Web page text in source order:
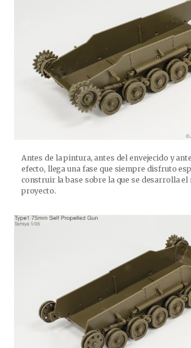
Antes de la pintura, antes del envejecido y
efecto, llega una fase que siempre disfruto
construir la base sobre la que se desarrolla el
proyecto.